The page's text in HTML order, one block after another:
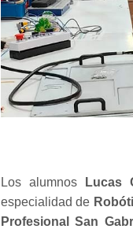
Los alumnos Lucas
especialidad de
Profesional San